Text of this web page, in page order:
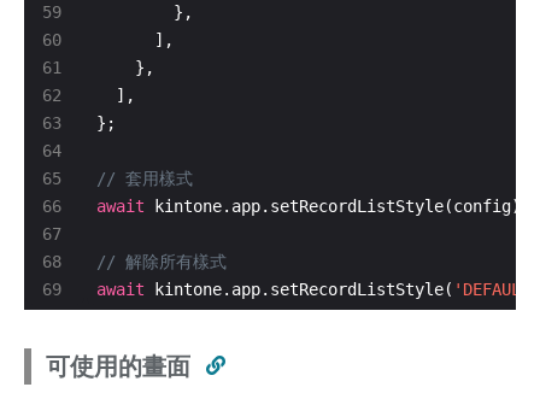
59
60
63
64
65
66
67
68
69
await
await kintone.app.setRecordListStyle( 'DEFAULT'
可使用的畫面